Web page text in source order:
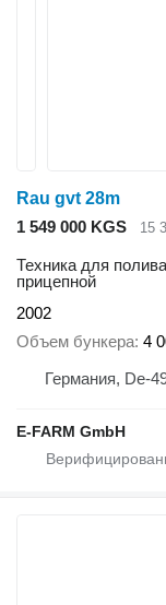
Rau gvt 28m
1 549 000 KGS
15
Техника для
прицепной
2002
Объем бункера 4
Германия, De-
E-FARM GmbH